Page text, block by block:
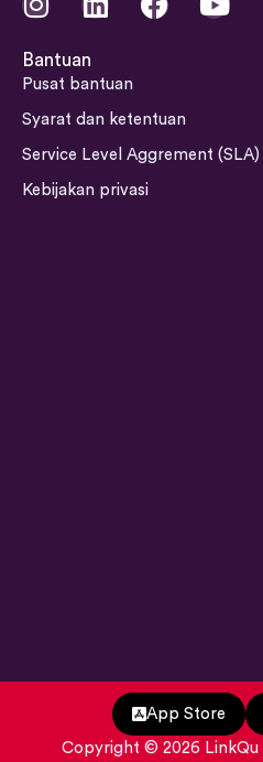
s
t
a
r
a
k
e
i
n
b
o
b
e
Bantuan
Pusat bantuan
Syarat dan ketentuan
Service Level Aggrement (SLA)
Kebijakan privasi
Copyright © 2026 LinkQu
App Store